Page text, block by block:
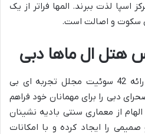
اسپا لذت ببرند. المها فراتر از یک
سکوت و اصالت است.
هتل ال ماها دبی
هتل المها دیزرت ریزورت با ارائه 42 سوئیت مجلل تجربه ای بی
دبی را برای مهمانان خود فراهم
از معماری سنتی بادیه نشینان
را ایجاد کرده و با امکانات